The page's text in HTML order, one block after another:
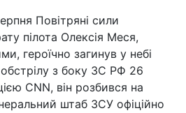
Повітряні сили
пілота Олексія Меся,
героїчно загинув у небі
з боку ЗС РФ 26
CNN, він розбився на
штаб ЗСУ офіційно